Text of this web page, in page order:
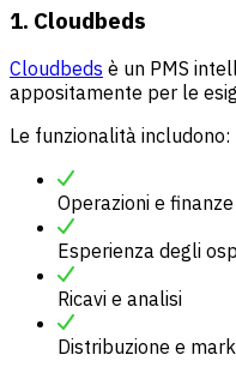
1. Cloudbeds
Cloudbeds è un PMS
appositamente per le
Le funzionalità includono:
Operazioni e finanze
Esperienza degli
Ricavi e analisi
Distribuzione e